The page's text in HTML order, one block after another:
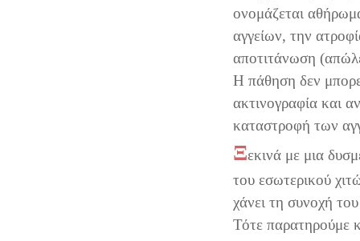
ονομάζεται
αγγείων, την
αποτιτάνωση
Η πάθηση δεν
ακτινογραφία και
καταστροφή των
Ξεκινά με μια
του εσωτερικού
χάνει τη συνοχή
Τότε παρατηρούμε